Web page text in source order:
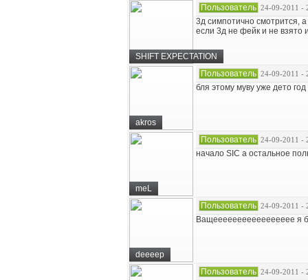
SHIFT EXPECTATION
Пользователь 24-09-2011 -
3д симпотично смотрится,
если 3д не фейк и не взято
akros
Пользователь 24-09-2011 -
бля этому муву уже дето
meL
Пользователь 24-09-2011 -
начало SIC а остальное
deeeep
Пользователь 24-09-2011 -
Ващеееееееееееееееее я
Пользователь 24-09-2011 -